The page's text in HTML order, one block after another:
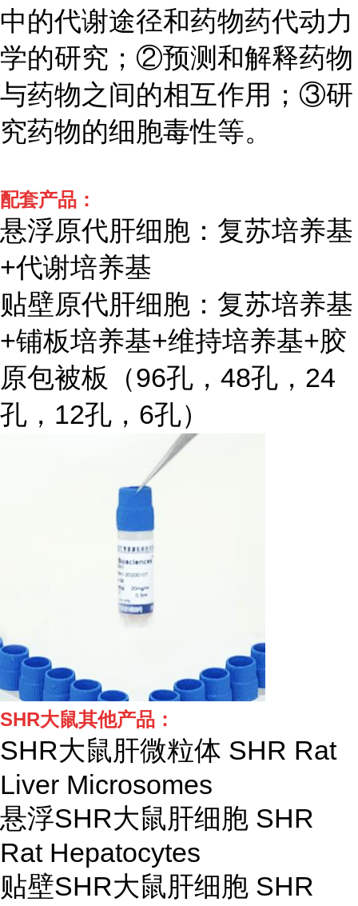
中的代谢途径和药物药代动力
学的研究；②预测和解释药物
与药物之间的相互作用；③研
究药物的细胞毒性等。
配套产品：
悬浮原代肝细胞：复苏培养基
+代谢培养基
贴壁原代肝细胞：复苏培养基
+铺板培养基+维持培养基+胶
原包被板（96孔，48孔，24
孔，12孔，6孔）
SHR大鼠其他产品：
SHR大鼠肝微粒体 SHR Rat
Liver Microsomes
悬浮SHR大鼠肝细胞 SHR
Rat Hepatocytes
贴壁SHR大鼠肝细胞 SHR